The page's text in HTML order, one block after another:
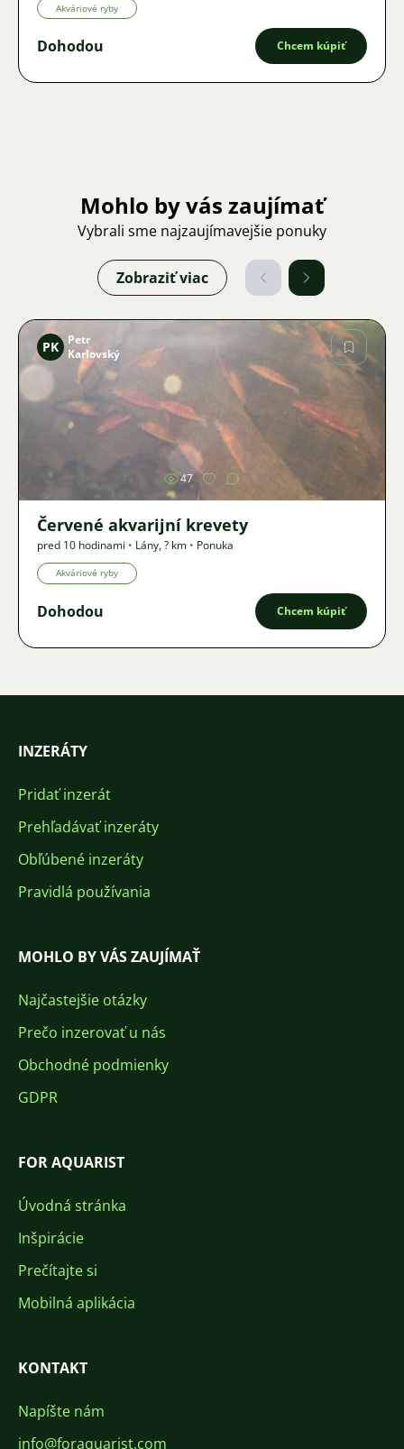
Akváriové ryby
Dohodou Chcem kúpiť
Mohlo by vás zaujímať
Vybrali sme najzaujímavejšie ponuky
Zobraziť viac
Obrázok
PK
Petr
Karlovský
47
Červené akvarijní krevety
pred 10 hodinami • Lány,? km • Ponuka
Akváriové ryby
Dohodou Chcem kúpiť
INZERÁTY
Pridať inzerát
Prehľadávať inzeráty
Obľúbené inzeráty
Pravidlá používania
MOHLO BY VÁS ZAUJÍMAŤ
Najčastejšie otázky
Prečo inzerovať u nás
Obchodné podmienky
GDPR
FOR AQUARIST
Úvodná stránka
Inšpirácie
Prečítajte si
Mobilná aplikácia
KONTAKT
Napíšte nám
info@foraquarist.com